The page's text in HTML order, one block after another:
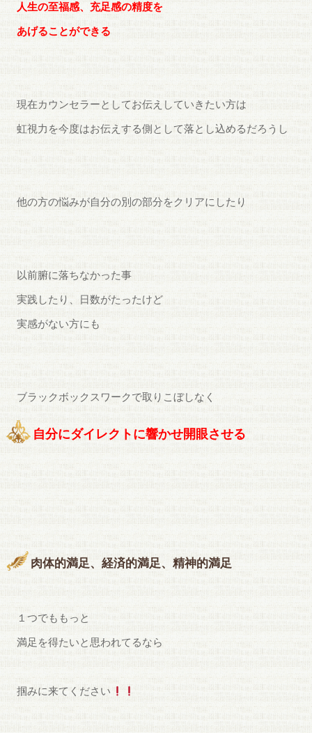
人生の至福感、充足感の精度を
あげることができる
現在カウンセラーとしてお伝えしていきたい方は
虹視力を今度はお伝えする側として落とし込めるだろうし
他の方の悩みが自分の別の部分をクリアにしたり
以前腑に落ちなかった事
実践したり、日数がたったけど
実感がない方にも
ブラックボックスワークで取りこぼしなく
自分にダイレクトに響かせ開眼させる
肉体的満足、経済的満足、精神的満足
１つでももっと
満足を得たいと思われてるなら
掴みに来てください